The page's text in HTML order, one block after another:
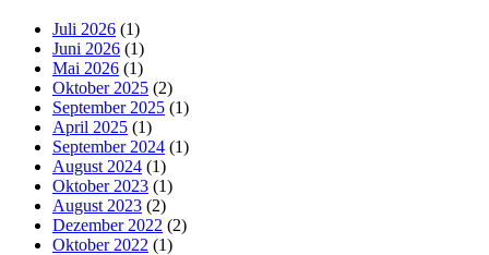
Juli 2026 (1)
Juni 2026 (1)
Mai 2026 (1)
Oktober 2025 (2)
September 2025 (1)
April 2025 (1)
September 2024 (1)
August 2024 (1)
Oktober 2023 (1)
August 2023 (2)
Dezember 2022 (2)
Oktober 2022 (1)